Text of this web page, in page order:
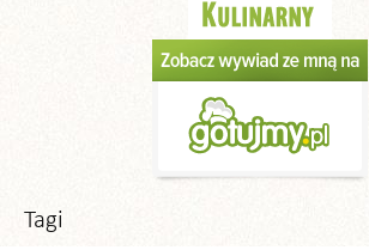
Tagi